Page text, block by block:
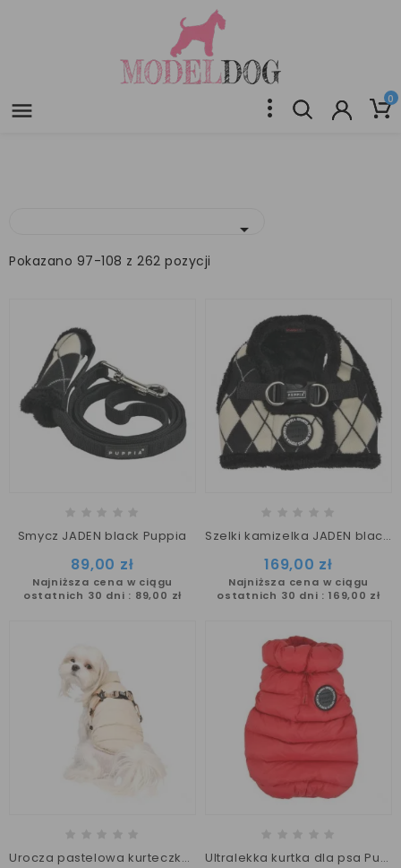
 0

Pokazano 97-108 z 262 pozycji
Smycz JADEN black Puppia
89,00 zł
Najniższa cena w ciągu
ostatnich 30 dni : 89,00 zł
Szelki kamizelka JADEN black Puppia
169,00 zł
Najniższa cena w ciągu
ostatnich 30 dni : 169,00 zł
Urocza pastelowa kurteczka z szelkami COTTON TOUCH PUPPIA Ultralekka kurtka dla psa Puppia czerwona